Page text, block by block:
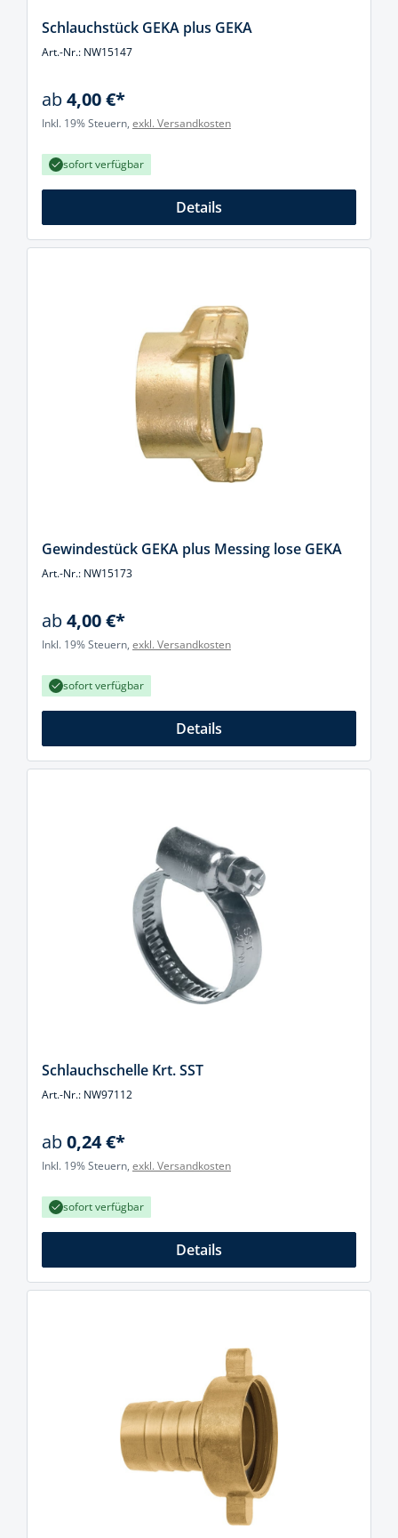
Schlauchstück GEKA plus GEKA
Art.-Nr.: NW15147
ab4,00 €*
Inkl. 19% Steuern, exkl. Versandkosten
sofort verfügbar
Details
Gewindestück GEKA plus Messing lose GEKA
Art.-Nr.: NW15173
ab4,00 €*
Inkl. 19% Steuern, exkl. Versandkosten
sofort verfügbar
Details
Schlauchschelle Krt. SST
Art.-Nr.: NW97112
ab0,24 €*
Inkl. 19% Steuern, exkl. Versandkosten
sofort verfügbar
Details